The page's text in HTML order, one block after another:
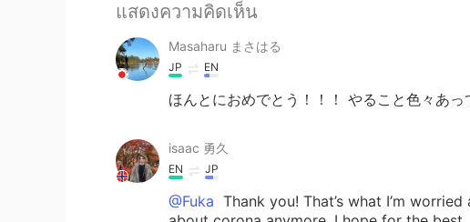
แสดงความคิดเห็น
Masaharu まさはる
JP EN
ほんとにおめでとう！！！ やること色々あっ
isaac 勇久
EN JP
@Fuka Thank you! That’s what I’m